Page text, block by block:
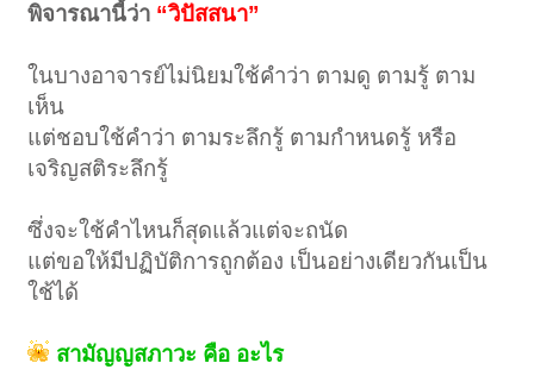
พิจารณานี้ว่า “วิปัสสนา”
ในบางอาจารย์ไม่นิยมใช้คำว่า ตามดู ตามรู้ ตาม
เห็น
แต่ชอบใช้คำว่า ตามระลึกรู้ ตามกำหนดรู้ หรือ
เจริญสติระลึกรู้
ซึ่งจะใช้คำไหนก็สุดแล้วแต่จะถนัด
แต่ขอให้มีปฏิบัติการถูกต้อง เป็นอย่างเดียวกันเป็น
ใช้ได้
สามัญญสภาวะ คือ อะไร